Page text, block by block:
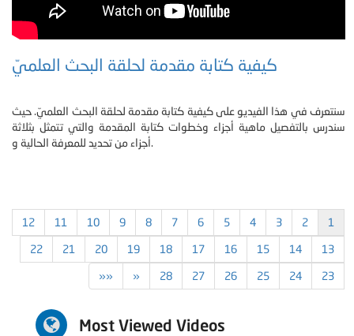
كيفية كتابة مقدمة لحلقة البحث العلميّ
سنتعرف في هذا الفيديو على كيفية كتابة مقدمة لحلقة البحث العلميّ. حيث
سندرس بالتفصيل ماهية أجزاء وخطوات كتابة المقدمة والتي تتمثل بثلاثة
أجزاء من تحديد للمعرفة الحالية و.
1
2
3
4
5
6
7
8
9
10
11
12
13
14
15
16
17
18
19
20
21
22
23
24
25
26
27
28
»
»»
Most Viewed Videos